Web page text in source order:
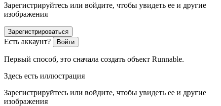
Зарегистрируйтесь или войдите, чтобы увидеть ее и другие
изображения
Зарегистрироваться
Есть аккаунт? Войти
Первый способ, это сначала создать объект Runnable.
Здесь есть иллюстрация
Зарегистрируйтесь или войдите, чтобы увидеть ее и другие
изображения